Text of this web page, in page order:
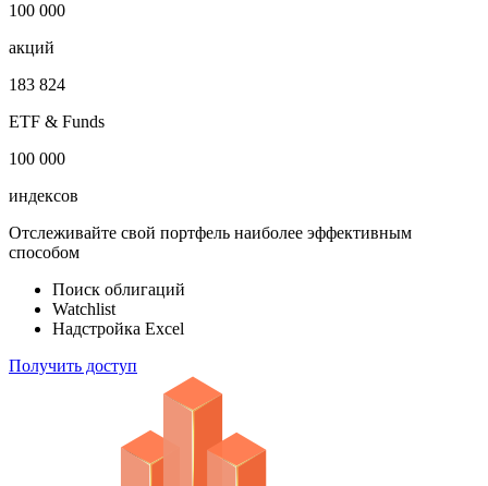
100 000
акций
183 824
ETF & Funds
100 000
индексов
Отслеживайте свой портфель наиболее эффективным
способом
Поиск облигаций
Watchlist
Надстройка Excel
Получить доступ